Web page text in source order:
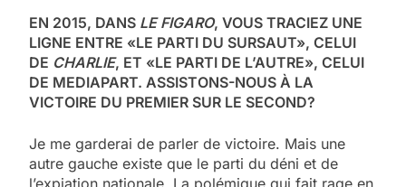
EN 2015, DANS LE FIGARO, VOUS TRACIEZ UNE
LIGNE ENTRE «LE PARTI DU SURSAUT», CELUI
DE CHARLIE, ET «LE PARTI DE L’AUTRE», CELUI
DE MEDIAPART. ASSISTONS-NOUS À LA
VICTOIRE DU PREMIER SUR LE SECOND?
Je me garderai de parler de victoire. Mais une
autre gauche existe que le parti du déni et de
l’expiation nationale. La polémique qui fait rage en